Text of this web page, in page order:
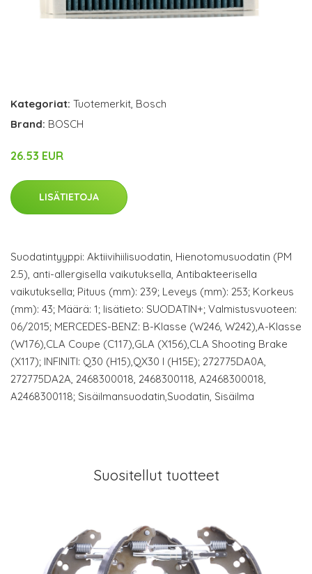
Kategoriat: Tuotemerkit, Bosch
Brand: BOSCH
26.53 EUR
LISÄTIETOJA
Suodatintyyppi: Aktiivihiilisuodatin, Hienotomusuodatin (PM
2.5), anti-allergisella vaikutuksella, Antibakteerisella
vaikutuksella; Pituus (mm): 239; Leveys (mm): 253; Korkeus
(mm): 43; Määrä: 1; lisätieto: SUODATIN+; Valmistusvuoteen:
06/2015; MERCEDES-BENZ: B-Klasse (W246, W242),A-Klasse
(W176),CLA Coupe (C117),GLA (X156),CLA Shooting Brake
(X117); INFINITI: Q30 (H15),QX30 I (H15E); 272775DA0A,
272775DA2A, 2468300018, 2468300118, A2468300018,
A2468300118; Sisäilmansuodatin,Suodatin, Sisäilma
Suositellut tuotteet